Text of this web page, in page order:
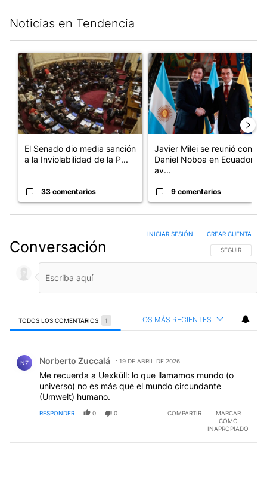
Noticias en Tendencia
Un artículo de tendencia con el título "El Senado dio media
El Senado dio media sanción
a la Inviolabilidad de la P...
33 comentarios
Un artículo de tendencia con
Javier Milei se reunió con
Daniel Noboa en Ecuador y
av...
9 comentarios
Conversación SIGA ESTA
SEGUIR
INICIAR SESIÓN CREAR CUENTA
TODOS LOS COMENTARIOS 1 LOS MÁS RECIENTES
NZ Norberto Zuccalá 19 DE ABRIL DE 2026
Me recuerda a Uexküll: lo que llamamos mundo (o
universo) no es más que el mundo circundante
(Umwelt) humano.
RESPONDER 0 0 COMPARTIR
MARCAR
COMO
INAPROPIADO